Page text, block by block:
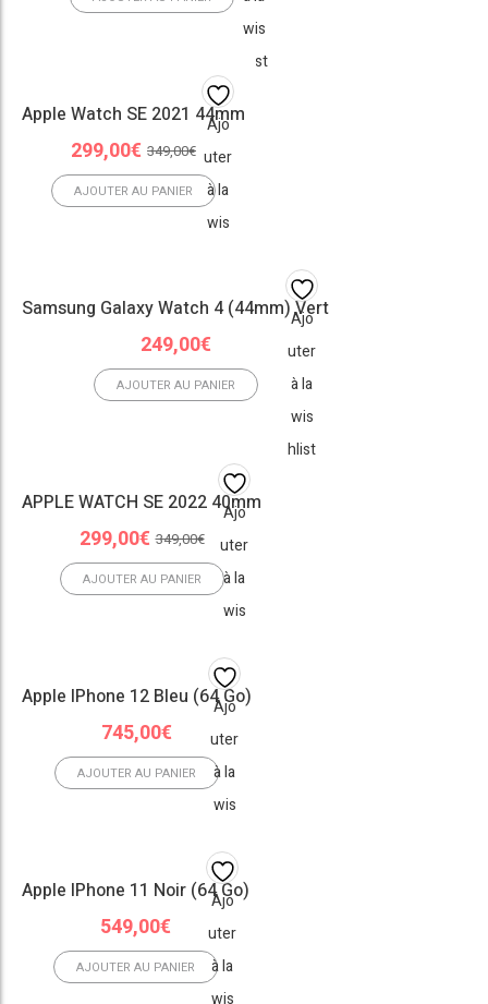
wis
hlist
Ajo
uter
à la
wis
Apple Watch SE 2021 44mm
349,00€
Le
prix
initial
299,00€ Le
prix
actuel
AJOUTER AU PANIER
Ajo
uter
à la
wis
hlist
Samsung Galaxy Watch 4 (44mm) Vert
249,00€
AJOUTER AU PANIER
Ajo
uter
à la
wis
APPLE WATCH SE 2022 40mm
349,00€
Le
prix
initial
299,00€Le
prix
actuel
AJOUTER AU PANIER
Ajo
uter
à la
wis
Apple IPhone 12 Bleu (64 Go)
745,00€
AJOUTER AU PANIER
Ajo
uter
à la
wis
Apple IPhone 11 Noir (64 Go)
549,00€
AJOUTER AU PANIER